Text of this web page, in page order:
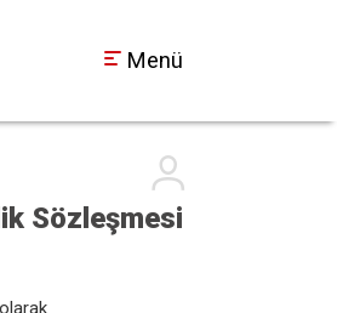
Menü
Sözleşmesi